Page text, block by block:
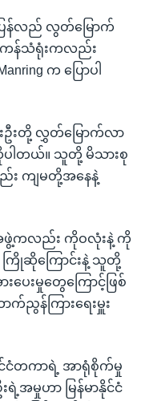
န်လည် လွတ်မြောက်
ကန်သံရုံးကလည်း
က ပြောပါ
ဦးတို့ လွှတ်မြောက်လာ
ါတယ်။ သူတို့ မိသားစု
ည်း ကျမတို့အနေနဲ့
အဖွဲ့ကလည်း ကိုဝလုံးနဲ့ ကို
ကြိုဆိုကြောင်းနဲ့ သူတို့
ပေးမှုတွေကြောင့်ဖြစ်
ညွန်ကြားရေးမှူး
ငံတကာရဲ့ အာရုံစိုက်မှု
ရဲ့အမှုဟာ မြန်မာနိုင်ငံ